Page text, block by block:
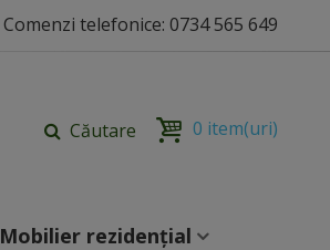
Comenzi telefonice: 0734 565 649
Căutare 0 item(uri)
Mobilier rezidențial